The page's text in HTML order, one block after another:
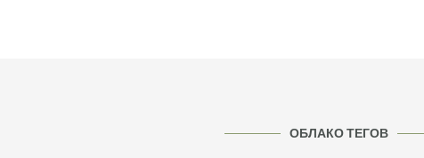
ОБЛАКО ТЕГОВ